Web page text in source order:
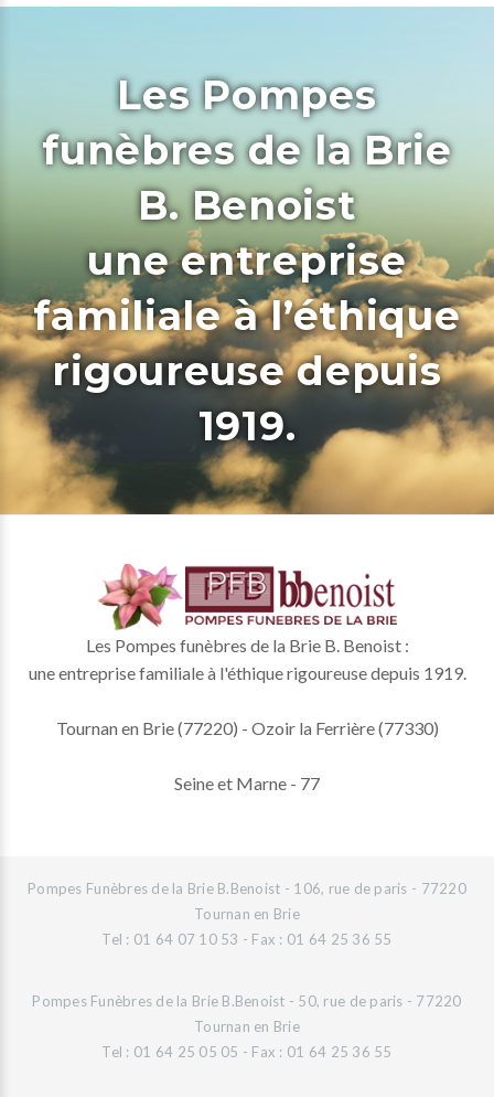
Les Pompes
funèbres de la Brie
B. Benoist
une entreprise
familiale à l’éthique
rigoureuse depuis
1919.
Les Pompes funèbres de la Brie B. Benoist :
une entreprise familiale à l'éthique rigoureuse depuis 1919.
Tournan en Brie (77220) - Ozoir la Ferrière (77330)
Seine et Marne - 77
Pompes Funèbres de la Brie B.Benoist - 106, rue de paris - 77220
Tournan en Brie
Tel : 01 64 07 10 53 - Fax : 01 64 25 36 55
Pompes Funèbres de la Brie B.Benoist - 50, rue de paris - 77220
Tournan en Brie
Tel : 01 64 25 05 05 - Fax : 01 64 25 36 55